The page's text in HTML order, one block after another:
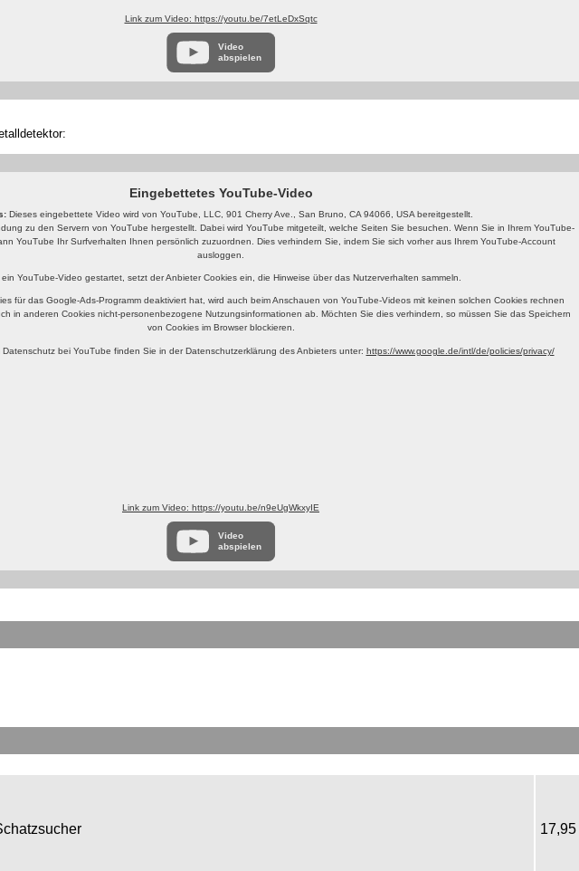
Link zum Video: https://youtu.be/7etLeDxSqtc
Video
abspielen
Eingebettetes YouTube-Video
Dieses eingebettete Video wird von YouTube, LLC, 901 Cherry Ave., San Bruno, CA 94066, USA bereitgestellt.
zu den Servern von YouTube hergestellt. Dabei wird YouTube mitgeteilt, welche Seiten Sie besuchen. Wenn Sie in Ihrem YouTube-
YouTube Ihr Surfverhalten Ihnen persönlich zuzuordnen. Dies verhindern Sie, indem Sie sich vorher aus Ihrem YouTube-Account
ausloggen.
ein YouTube-Video gestartet, setzt der Anbieter Cookies ein, die Hinweise über das Nutzerverhalten sammeln.
für das Google-Ads-Programm deaktiviert hat, wird auch beim Anschauen von YouTube-Videos mit keinen solchen Cookies rechnen
in anderen Cookies nicht-personenbezogene Nutzungsinformationen ab. Möchten Sie dies verhindern, so müssen Sie das Speichern
von Cookies im Browser blockieren.
bei YouTube finden Sie in der Datenschutzerklärung des Anbieters unter: https://www.google.de/intl/de/policies/privacy/
Link zum Video: https://youtu.be/n9eUgWkxyIE
Video
abspielen
17,95